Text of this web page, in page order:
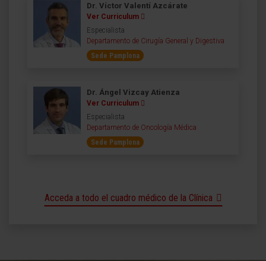
Dr. Víctor Valentí Azcárate
Ver Curriculum
Especialista
Departamento de Cirugía General y Digestiva
Sede Pamplona
Dr. Ángel Vizcay Atienza
Ver Curriculum
Especialista
Departamento de Oncología Médica
Sede Pamplona
Acceda a todo el cuadro médico de la Clínica